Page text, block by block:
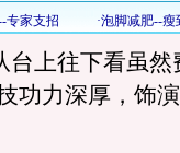
台上往下看虽
功力深厚，饰